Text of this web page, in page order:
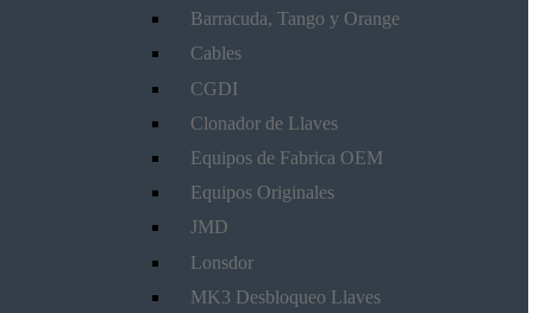
Barracuda, Tango y Orange
Cables
CGDI
Clonador de Llaves
Equipos de Fabrica OEM
Equipos Originales
JMD
Lonsdor
MK3 Desbloqueo Llaves